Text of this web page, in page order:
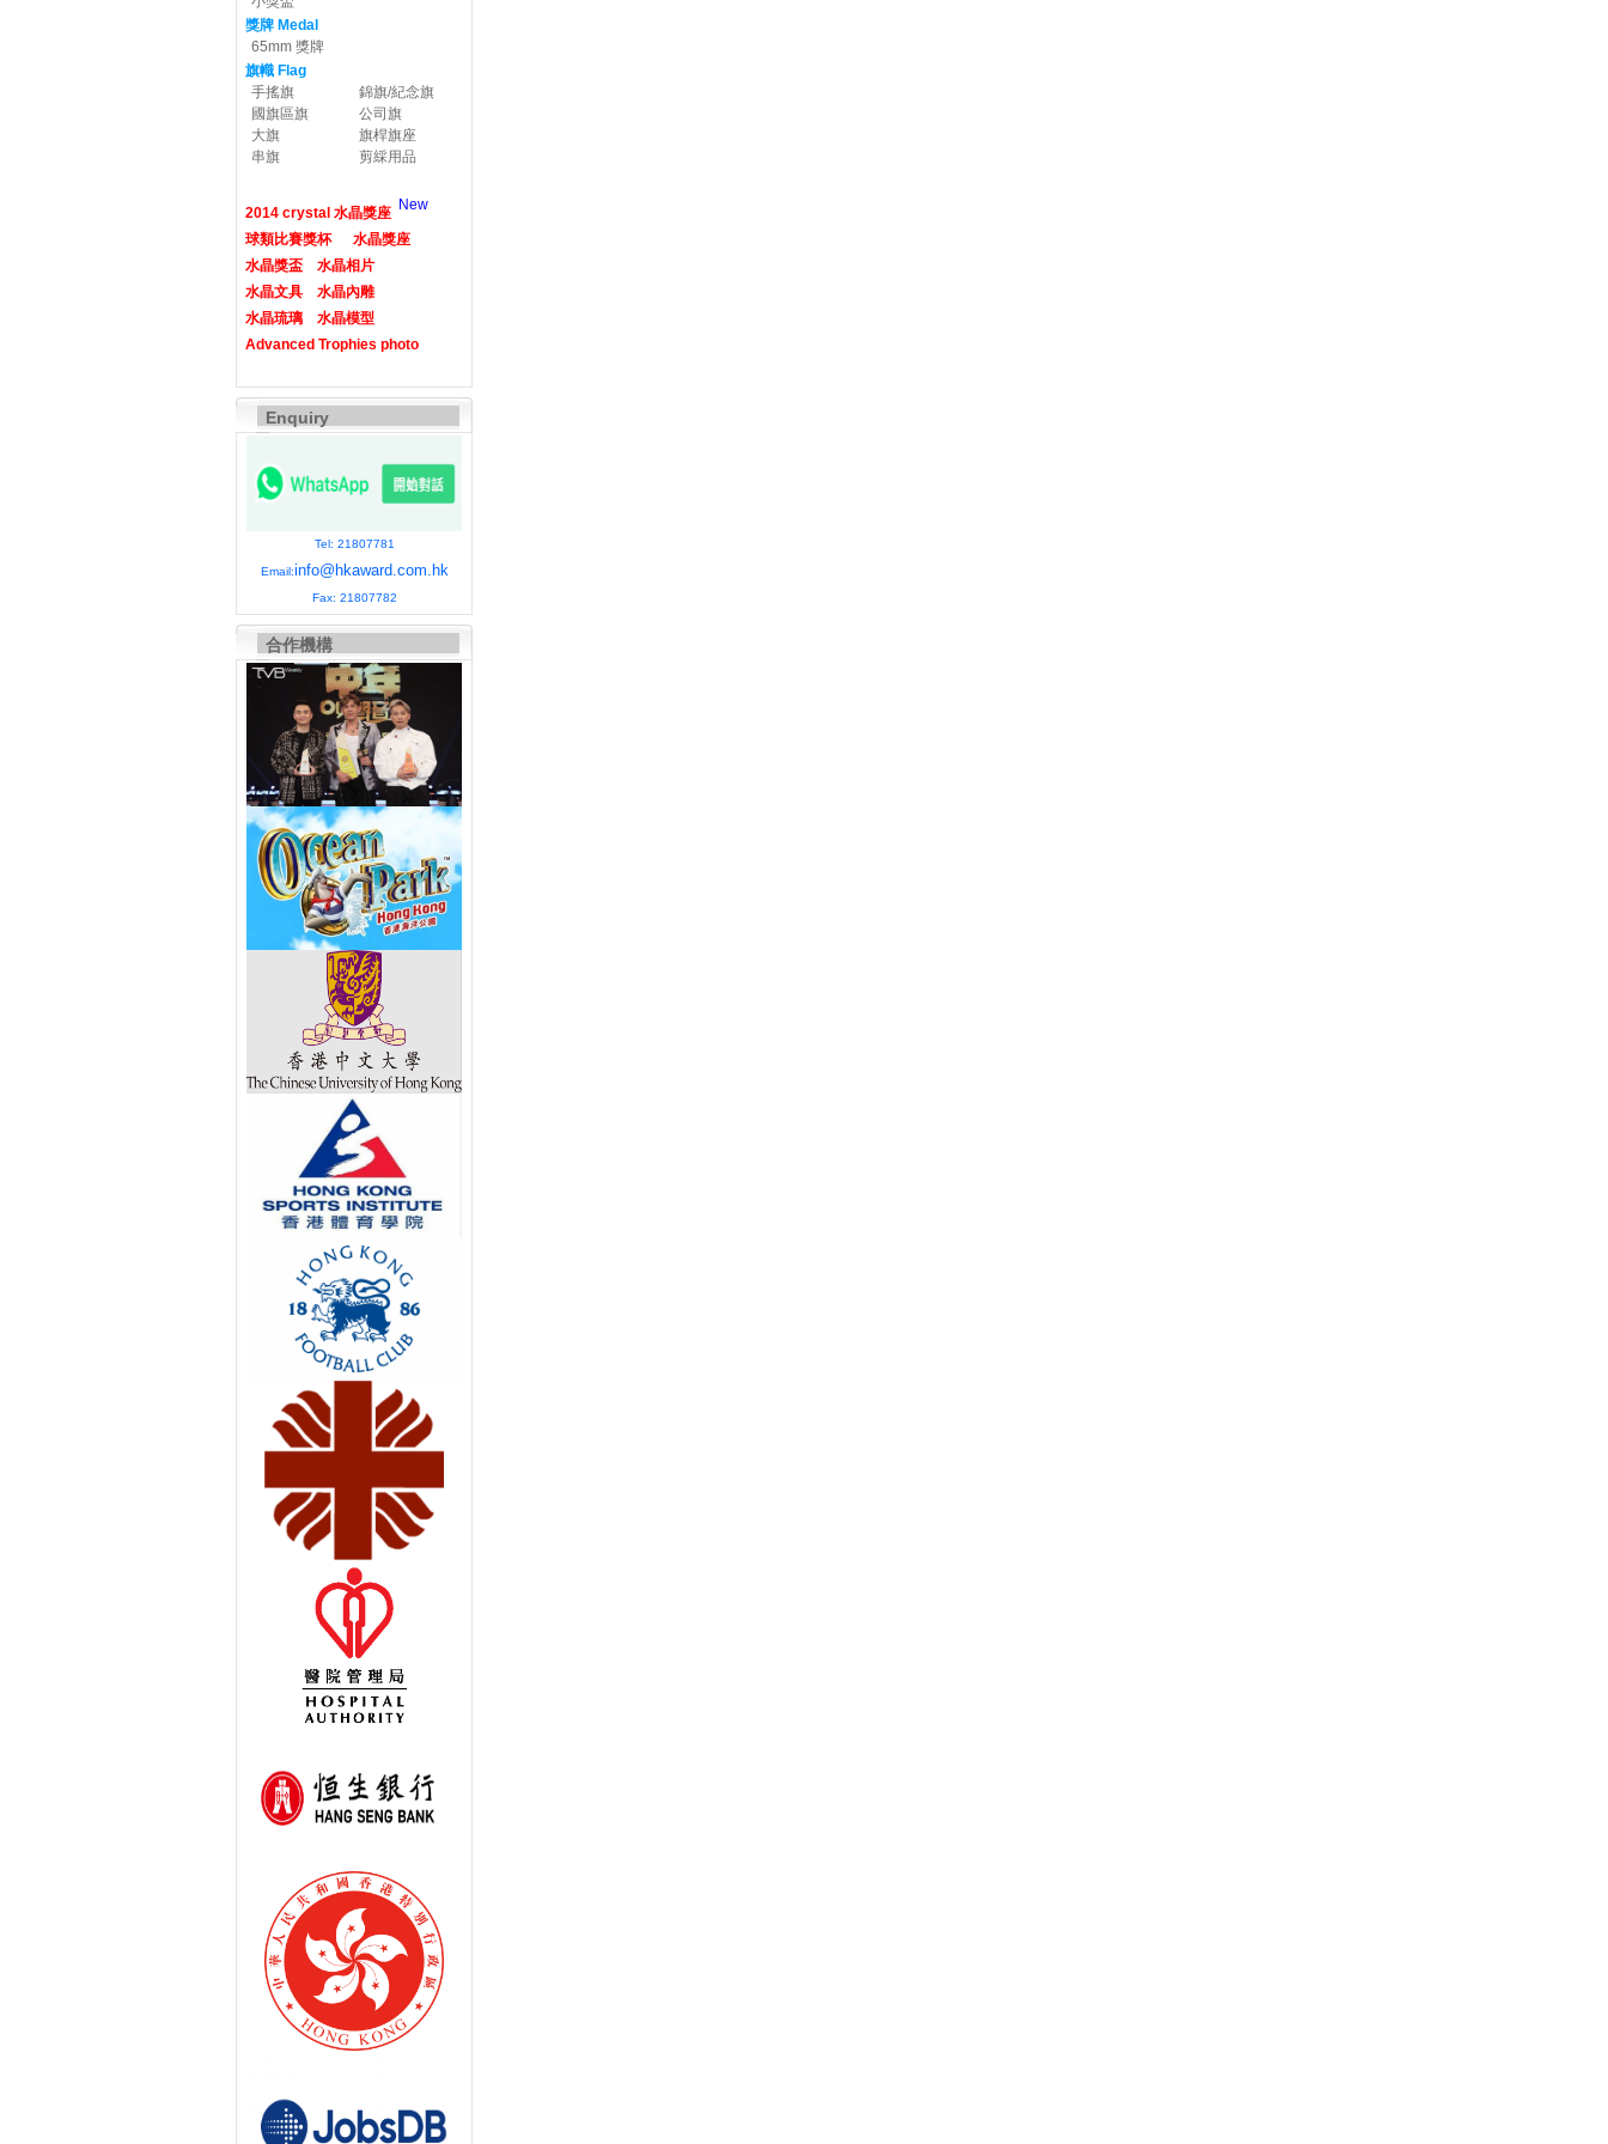
獎牌 Medal
65mm 獎牌
旗幟 Flag
手搖旗
錦旗/紀念旗
國旗區旗
公司旗
大旗
旗桿旗座
串旗
剪綵用品
2014 crystal 水晶獎座 New
球類比賽獎杯
水晶獎座
水晶獎盃
水晶相片
水晶文具
水晶內雕
水晶琉璃
水晶模型
Advanced Trophies photo
Enquiry
Tel: 21807781
Email:info@hkaward.com.hk
Fax: 21807782
合作機構